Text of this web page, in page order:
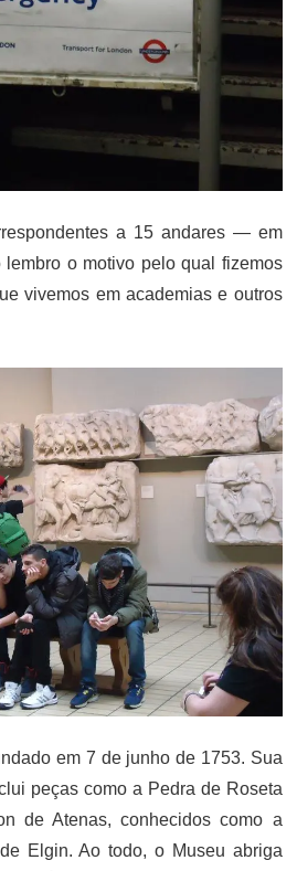
a 15 andares — em
o motivo pelo qual fizemos
vivemos em academias e outros
em 7 de junho de 1753. Sua
peças como a Pedra de Roseta
de Atenas, conhecidos como a
Elgin. Ao todo, o Museu abriga